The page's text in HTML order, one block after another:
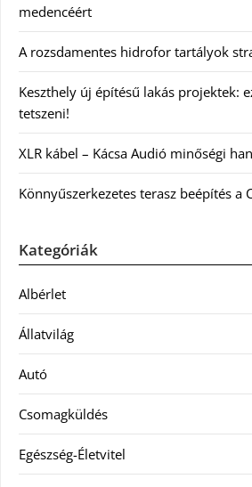
medencéért
A rozsdamentes hidrofor tartályok
Keszthely új építésű lakás projektek:
tetszeni!
XLR kábel – Kácsa Audió minőségi
Könnyűszerkezetes terasz beépítés a
Kategóriák
Albérlet
Állatvilág
Autó
Csomagküldés
Egészség-Életvitel